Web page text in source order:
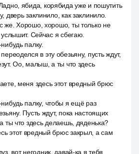
ябида, корябида уже и пошутить
дверь заклинило, как заклинило.
же. Хорошо, хорошо, ты только не
Сейчас я сбегаю.
палку.
в эту обезьяну, пусть ждут,
Оо, малыш, а ты что здесь
меня здесь этот вредный брюс
палку, чтобы я ещё раз
Пусть ждут, пока настоящих
ты что здесь делаешь, дяденька?
этот вредный брюс закрыл, а сам
вот негодник, давай-ка я тебя